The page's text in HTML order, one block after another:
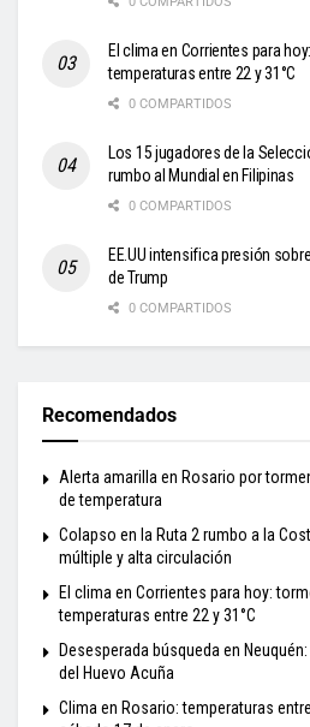
El clima en Corrientes para
temperaturas entre 22 y 31°C
0 COMPARTIDOS
Los 15 jugadores de la
rumbo al Mundial en Filipinas
0 COMPARTIDOS
EE.UU intensifica presión
de Trump
0 COMPARTIDOS
Recomendados
Alerta amarilla en Rosario por
de temperatura
Colapso en la Ruta 2 rumbo a la
múltiple y alta circulación
El clima en Corrientes para hoy:
temperaturas entre 22 y 31°C
Desesperada búsqueda en
del Huevo Acuña
Clima en Rosario: temperaturas